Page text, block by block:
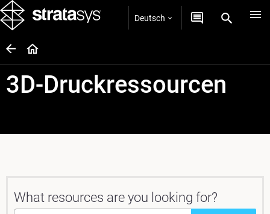
Deutsch
3D-Druckressourcen
What resources are you looking for?